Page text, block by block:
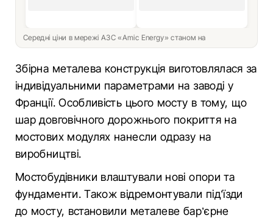
Середні ціни в мережі АЗС «Amic Energy» станом на
Збірна металева конструкція виготовлялася за
індивідуальними параметрами на заводі у
Франції. Особливість цього мосту в тому, що
шар довговічного дорожнього покриття на
мостових модулях нанесли одразу на
виробництві.
Мостобудівники влаштували нові опори та
фундаменти. Також відремонтували під’їзди
до мосту, встановили металеве бар’єрне